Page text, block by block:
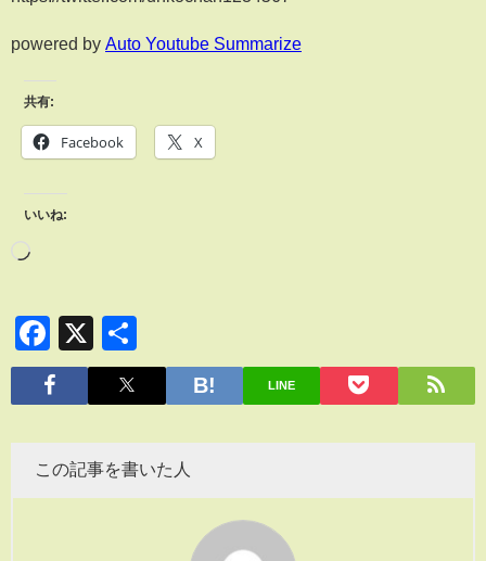
powered by Auto Youtube Summarize
共有:
Facebook X
いいね:
Facebook
X
有
LINE
この記事を書いた人